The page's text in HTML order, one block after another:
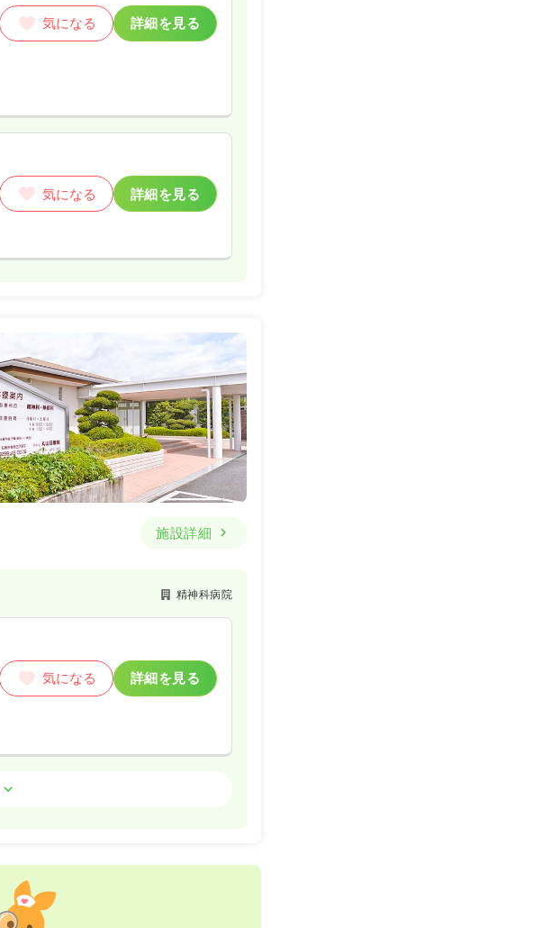
気になる 詳細を見る
気になる 詳細を見る
施設詳細
精神科病院
気になる 詳細を見る
気になる 詳細を見る